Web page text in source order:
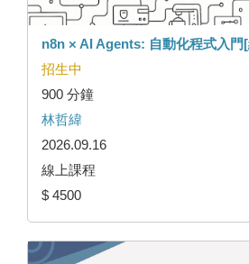
n8n × AI Agents: 自動化程式入門
招生中
900 分鐘
林哲緯
2026.09.16
線上課程
$ 4500